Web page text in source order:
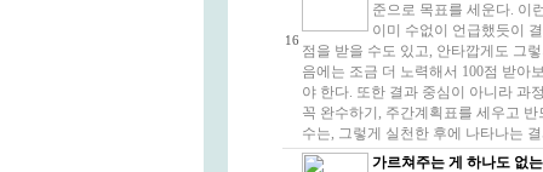
16
준으로 목표를 세운다. 이
이미 수없이 언급했듯이
점을 받을 수도 있고, 안타깝게도 그
음에는 조금 더 노력해서 100점 받아
야 한다. 또한 결과 중심이 아니라 과
꼭 완수하기, 주간계획표를 세우고
수는, 그렇게 실천한 후에 나타나는
가르쳐주는 게 하나도 없